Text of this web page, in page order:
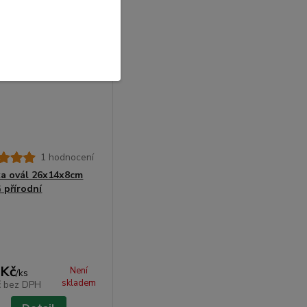
1 hodnocení
ovál 26x14x8cm
přírodní
/ks
bez DPH
Není
skladem